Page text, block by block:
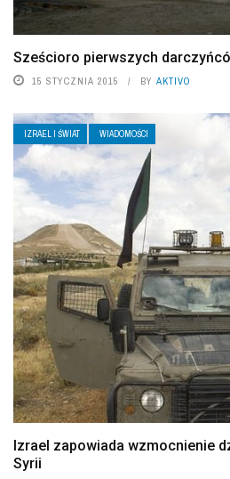
Sześcioro pierwszych
15 STYCZNIA 2015 BY AKTIVO
IZRAEL I ŚWIAT WIADOMOŚCI
Izrael zapowiada wzmocnienie
Syrii